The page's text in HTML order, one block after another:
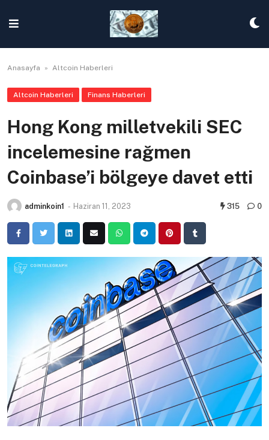
content
Anasayfa » Altcoin Haberleri
Altcoin Haberleri Finans Haberleri
Hong Kong milletvekili SEC
incelemesine rağmen
Coinbase’i bölgeye davet etti
adminkoin1 - Haziran 11, 2023 315 0